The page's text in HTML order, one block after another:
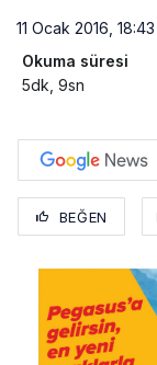
11 Ocak 2016, 18:43
Okuma süresi
5dk, 9sn
BEĞEN